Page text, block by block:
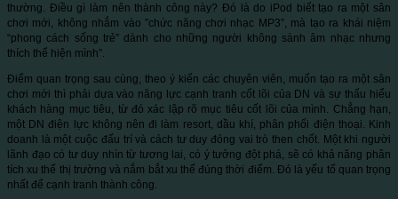
thường. Điều gì làm nên thành công này? Đó là do iPod biết tạo ra một sân
chơi mới, không nhắm vào ”chức năng chơi nhạc MP3”, mà tạo ra khái niệm
“phong cách sống trẻ” dành cho những người không sành âm nhạc nhưng
thích thể hiện mình”.
Điểm quan trọng sau cùng, theo ý kiến các chuyên viên, muốn tạo ra một sân
chơi mới thì phải dựa vào năng lực cạnh tranh cốt lõi của DN và sự thấu hiểu
khách hàng mục tiêu, từ đó xác lập rõ mục tiêu cốt lõi của mình. Chẳng hạn,
một DN điện lực không nên đi làm resort, dầu khí, phân phối điện thoại. Kinh
doanh là một cuộc đấu trí và cách tư duy đóng vai trò then chốt. Một khi người
lãnh đạo có tư duy nhìn từ tương lai, có ý tưởng đột phá, sẽ có khả năng phân
tích xu thế thị trường và nắm bắt xu thế đúng thời điểm. Đó là yếu tố quan trọng
nhất để cạnh tranh thành công.